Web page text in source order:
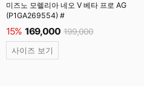
미즈노 모렐리아 네오 V 베타 프로 AG
(P1GA269554) #
15% 169,000 199,000
사이즈 보기